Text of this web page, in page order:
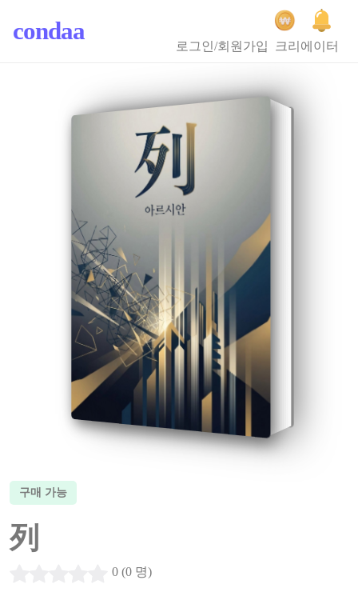
condaa
로그인/회원가입 크리에이터
구매 가능
列
0 (0 명)